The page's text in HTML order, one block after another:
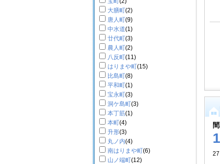
大膳町(2)
唐人町(9)
中水道(1)
廿代町(3)
農人町(2)
八反町(11)
はりまや町(15)
比島町(8)
平和町(1)
宝永町(3)
洞ケ島町(3)
本丁筋(1)
本町(4)
升形(3)
丸ノ内(4)
南はりまや町(6)
山ノ端町(12)